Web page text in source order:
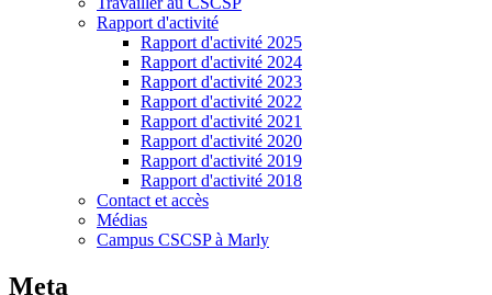
Rapport d'activité
Rapport d'activité 2025
Rapport d'activité 2024
Rapport d'activité 2023
Rapport d'activité 2022
Rapport d'activité 2021
Rapport d'activité 2020
Rapport d'activité 2019
Rapport d'activité 2018
Contact et accès
Médias
Campus CSCSP à Marly
Meta